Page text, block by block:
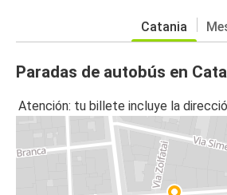
Catania
Paradas de autobús en
Atención: tu billete incluye la